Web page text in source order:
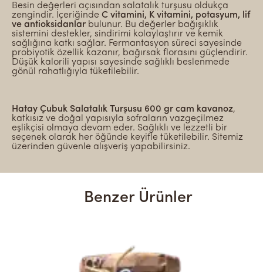
Besin değerleri açısından salatalık turşusu oldukça
zengindir. İçeriğinde C vitamini, K vitamini, potasyum, lif
ve antioksidanlar bulunur. Bu değerler bağışıklık
sistemini destekler, sindirimi kolaylaştırır ve kemik
sağlığına katkı sağlar. Fermantasyon süreci sayesinde
probiyotik özellik kazanır, bağırsak florasını güçlendirir.
Düşük kalorili yapısı sayesinde sağlıklı beslenmede
gönül rahatlığıyla tüketilebilir.
Hatay Çubuk Salatalık Turşusu 600 gr cam kavanoz,
katkısız ve doğal yapısıyla sofraların vazgeçilmez
eşlikçisi olmaya devam eder. Sağlıklı ve lezzetli bir
seçenek olarak her öğünde keyifle tüketilebilir. Sitemiz
üzerinden güvenle alışveriş yapabilirsiniz.
Benzer Ürünler